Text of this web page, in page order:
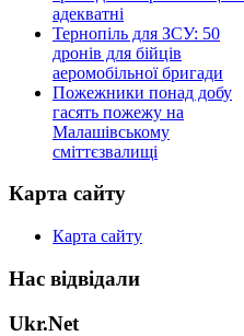
адекватні
Тернопіль для ЗСУ: 50
дронів для бійців
аеромобільної бригади
Пожежники понад добу
гасять пожежу на
Малашівському
сміттєзвалищі
Карта сайту
Карта сайту
Нас відвідали
Ukr.Net